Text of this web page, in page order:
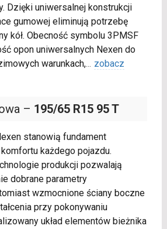
Dzięki uniwersalnej konstrukcji
gumowej eliminują potrzebę
kół. Obecność symbolu 3PMSF
opon uniwersalnych Nexen do
warunkach,... zobacz
– 195/65 R15 95 T
stanowią fundament
każdego pojazdu.
produkcji pozwalają
dobrane parametry
wzmocnione ściany boczne
przy pokonywaniu
układ elementów bieżnika